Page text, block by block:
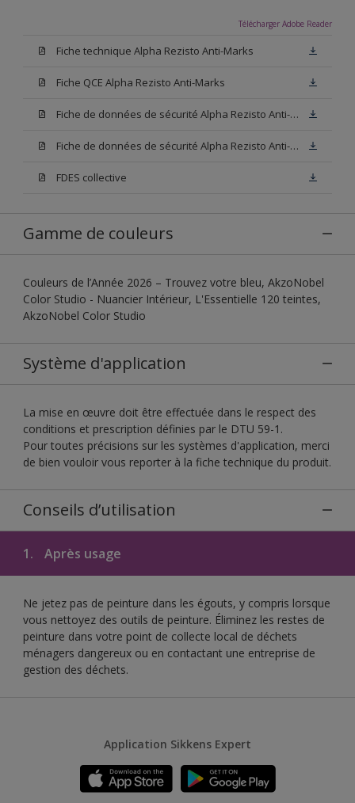
Télécharger Adobe Reader
Fiche technique Alpha Rezisto Anti-Marks
Fiche QCE Alpha Rezisto Anti-Marks
Fiche de données de sécurité Alpha Rezisto Anti-Marks Base W05
Fiche de données de sécurité Alpha Rezisto Anti-Marks Base N00
FDES collective
Gamme de couleurs
Couleurs de l’Année 2026 – Trouvez votre bleu, AkzoNobel
Color Studio - Nuancier Intérieur, L'Essentielle 120 teintes,
AkzoNobel Color Studio
Système d'application
La mise en œuvre doit être effectuée dans le respect des
conditions et prescription définies par le DTU 59-1.
Pour toutes précisions sur les systèmes d'application, merci
de bien vouloir vous reporter à la fiche technique du produit.
Conseils d’utilisation
1. Après usage
Ne jetez pas de peinture dans les égouts, y compris lorsque
vous nettoyez des outils de peinture. Éliminez les restes de
peinture dans votre point de collecte local de déchets
ménagers dangereux ou en contactant une entreprise de
gestion des déchets.
Application Sikkens Expert